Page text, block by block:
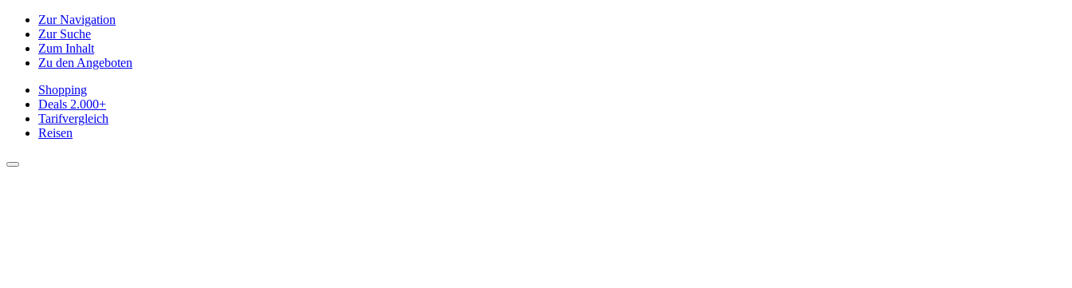
Zur Navigation
Zur Suche
Zum Inhalt
Zu den Angeboten
Shopping
Deals 2.000+
Tarifvergleich
Reisen